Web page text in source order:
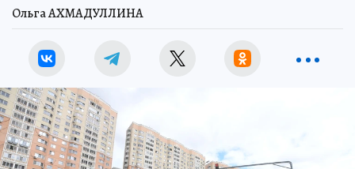
Ольга АХМАДУЛЛИНА